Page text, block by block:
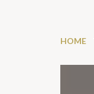
HOME